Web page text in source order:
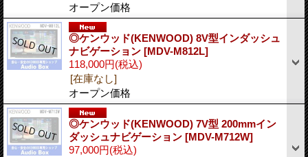
オープン価格
◎ケンウッド(KENWOOD) 8V型インダッシュ
ナビゲーション [MDV-M812L]
118,000円(税込)
[在庫なし]
オープン価格
◎ケンウッド(KENWOOD) 7V型 200mmイン
ダッシュナビゲーション [MDV-M712W]
97,000円(税込)